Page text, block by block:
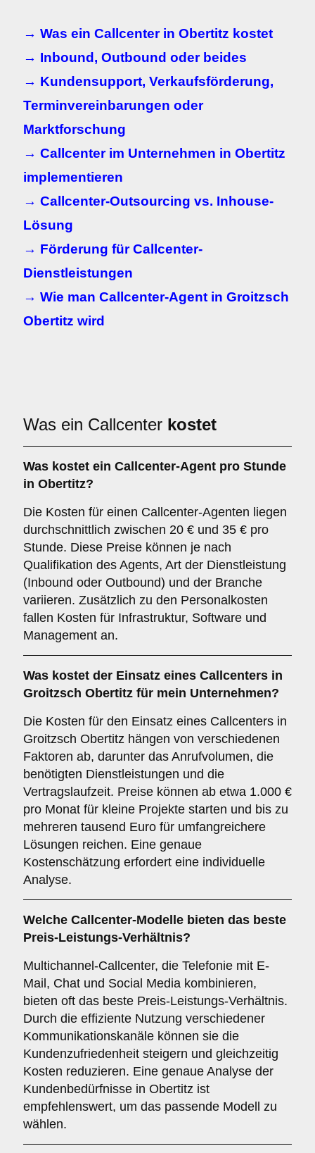
→ Was ein Callcenter in Obertitz kostet
→ Inbound, Outbound oder beides
→ Kundensupport, Verkaufsförderung,
Terminvereinbarungen oder
Marktforschung
→ Callcenter im Unternehmen in Obertitz
implementieren
→ Callcenter-Outsourcing vs. Inhouse-
Lösung
→ Förderung für Callcenter-
Dienstleistungen
→ Wie man Callcenter-Agent in Groitzsch
Obertitz wird
Was ein Callcenter kostet
Was kostet ein Callcenter-Agent pro Stunde
in Obertitz?
Die Kosten für einen Callcenter-Agenten liegen
durchschnittlich zwischen 20 € und 35 € pro
Stunde. Diese Preise können je nach
Qualifikation des Agents, Art der Dienstleistung
(Inbound oder Outbound) und der Branche
variieren. Zusätzlich zu den Personalkosten
fallen Kosten für Infrastruktur, Software und
Management an.
Was kostet der Einsatz eines Callcenters in
Groitzsch Obertitz für mein Unternehmen?
Die Kosten für den Einsatz eines Callcenters in
Groitzsch Obertitz hängen von verschiedenen
Faktoren ab, darunter das Anrufvolumen, die
benötigten Dienstleistungen und die
Vertragslaufzeit. Preise können ab etwa 1.000 €
pro Monat für kleine Projekte starten und bis zu
mehreren tausend Euro für umfangreichere
Lösungen reichen. Eine genaue
Kostenschätzung erfordert eine individuelle
Analyse.
Welche Callcenter-Modelle bieten das beste
Preis-Leistungs-Verhältnis?
Multichannel-Callcenter, die Telefonie mit E-
Mail, Chat und Social Media kombinieren,
bieten oft das beste Preis-Leistungs-Verhältnis.
Durch die effiziente Nutzung verschiedener
Kommunikationskanäle können sie die
Kundenzufriedenheit steigern und gleichzeitig
Kosten reduzieren. Eine genaue Analyse der
Kundenbedürfnisse in Obertitz ist
empfehlenswert, um das passende Modell zu
wählen.